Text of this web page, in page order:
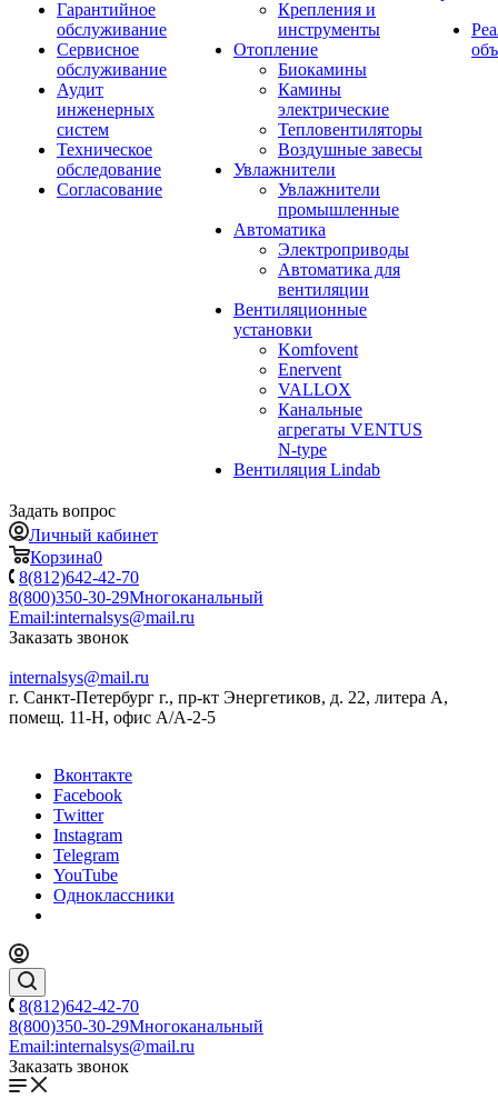
Гарантийное
обслуживание
Сервисное
обслуживание
Аудит
инженерных
систем
Техническое
обследование
Согласование
Крепления и
инструменты
Отопление
Биокамины
Камины
электрические
Тепловентиляторы
Воздушные завесы
Увлажнители
Увлажнители
промышленные
Автоматика
Электроприводы
Автоматика для
вентиляции
Вентиляционные
установки
Komfovent
Enervent
VALLOX
Канальные
агрегаты VENTUS
N-type
Вентиляция Lindab
Задать вопрос
Личный кабинет
Корзина0
8(812)642-42-70
8(800)350-30-29Многоканальный
Email:internalsys@mail.ru
Заказать звонок
internalsys@mail.ru
г. Санкт-Петербург г., пр-кт Энергетиков, д. 22, литера А,
помещ. 11-Н, офис А/А-2-5
Вконтакте
Facebook
Twitter
Instagram
Telegram
YouTube
Одноклассники
8(812)642-42-70
8(800)350-30-29Многоканальный
Email:internalsys@mail.ru
Заказать звонок